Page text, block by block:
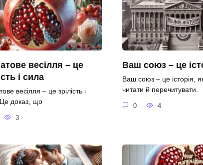
весілля – це
і сила
весілля – це зрілість і
доказ, що
3
Ваш союз – це
Ваш союз – це історія,
читати й перечитувати.
0 4